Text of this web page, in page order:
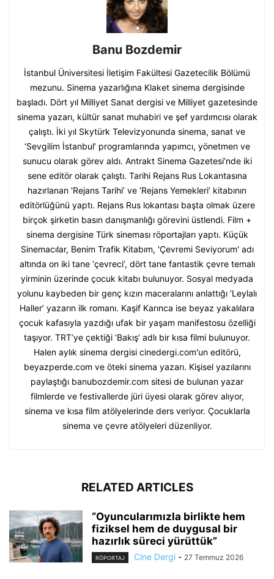
Banu Bozdemir
İstanbul Üniversitesi İletişim Fakültesi Gazetecilik Bölümü
mezunu. Sinema yazarlığına Klaket sinema dergisinde
başladı. Dört yıl Milliyet Sanat dergisi ve Milliyet gazetesinde
sinema yazarı, kültür sanat muhabiri ve şef yardımcısı olarak
çalıştı. İki yıl Skytürk Televizyonunda sinema, sanat ve
‘Sevgilim İstanbul’ programlarında yapımcı, yönetmen ve
sunucu olarak görev aldı. Antrakt Sinema Gazetesi’nde iki
sene editör olarak çalıştı. Tarihi Rejans Rus Lokantasına
hazırlanan ‘Rejans Tarihi’ ve ‘Rejans Yemekleri’ kitabının
editörlüğünü yaptı. Rejans Rus lokantası başta olmak üzere
birçok şirketin basın danışmanlığı görevini üstlendi. Film +
sinema dergisine Türk sineması röportajları yaptı. Küçük
Sinemacılar, Benim Trafik Kitabım, 'Çevremi Seviyorum' adı
altında on iki tane ‘çevreci’, dört tane fantastik çevre temalı
yirminin üzerinde çocuk kitabı bulunuyor. Sosyal medyada
yolunu kaybeden bir genç kızın maceralarını anlattığı ‘Leylalı
Haller’ yazarın ilk romanı. Kaşif Karınca ise beyaz yakalılara
çocuk kafasıyla yazdığı ufak bir yaşam manifestosu özelliği
taşıyor. TRT’ye çektiği ‘Bakış’ adlı bir kısa filmi bulunuyor.
Halen aylık sinema dergisi cinedergi.com'un editörü,
beyazperde.com ve öteki sinema yazarı. Kişisel yazılarını
paylaştığı banubozdemir.com sitesi de bulunan yazar
filmlerde ve festivallerde jüri üyesi olarak görev alıyor,
sinema ve kısa film atölyelerinde ders veriyor. Çocuklarla
sinema ve çevre atölyeleri düzenliyor.
RELATED ARTICLES
“Oyuncularımızla birlikte hem
fiziksel hem de duygusal bir
hazırlık süreci yürüttük”
RÖPORTAJ Cine Dergi - 27 Temmuz 2026